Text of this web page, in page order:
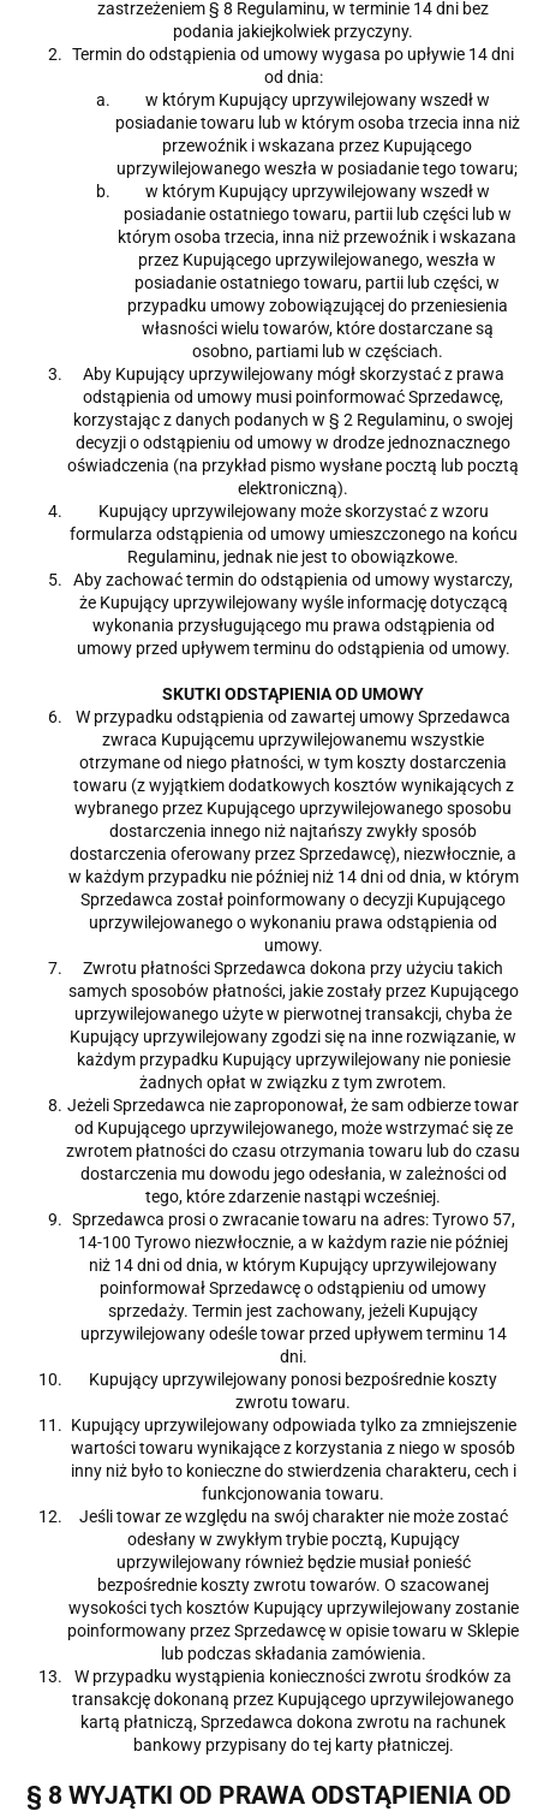
zastrzeżeniem § 8 Regulaminu, w terminie 14 dni bez
podania jakiejkolwiek przyczyny.
Termin do odstąpienia od umowy wygasa po upływie 14 dni
od dnia:
w którym Kupujący uprzywilejowany wszedł w
posiadanie towaru lub w którym osoba trzecia inna niż
przewoźnik i wskazana przez Kupującego
uprzywilejowanego weszła w posiadanie tego towaru;
w którym Kupujący uprzywilejowany wszedł w
posiadanie ostatniego towaru, partii lub części lub w
którym osoba trzecia, inna niż przewoźnik i wskazana
przez Kupującego uprzywilejowanego, weszła w
posiadanie ostatniego towaru, partii lub części, w
przypadku umowy zobowiązującej do przeniesienia
własności wielu towarów, które dostarczane są
osobno, partiami lub w częściach.
Aby Kupujący uprzywilejowany mógł skorzystać z prawa
odstąpienia od umowy musi poinformować Sprzedawcę,
korzystając z danych podanych w § 2 Regulaminu, o swojej
decyzji o odstąpieniu od umowy w drodze jednoznacznego
oświadczenia (na przykład pismo wysłane pocztą lub pocztą
elektroniczną).
Kupujący uprzywilejowany może skorzystać z wzoru
formularza odstąpienia od umowy umieszczonego na końcu
Regulaminu, jednak nie jest to obowiązkowe.
Aby zachować termin do odstąpienia od umowy wystarczy,
że Kupujący uprzywilejowany wyśle informację dotyczącą
wykonania przysługującego mu prawa odstąpienia od
umowy przed upływem terminu do odstąpienia od umowy.
SKUTKI ODSTĄPIENIA OD UMOWY
W przypadku odstąpienia od zawartej umowy Sprzedawca
zwraca Kupującemu uprzywilejowanemu wszystkie
otrzymane od niego płatności, w tym koszty dostarczenia
towaru (z wyjątkiem dodatkowych kosztów wynikających z
wybranego przez Kupującego uprzywilejowanego sposobu
dostarczenia innego niż najtańszy zwykły sposób
dostarczenia oferowany przez Sprzedawcę), niezwłocznie, a
w każdym przypadku nie później niż 14 dni od dnia, w którym
Sprzedawca został poinformowany o decyzji Kupującego
uprzywilejowanego o wykonaniu prawa odstąpienia od
umowy.
Zwrotu płatności Sprzedawca dokona przy użyciu takich
samych sposobów płatności, jakie zostały przez Kupującego
uprzywilejowanego użyte w pierwotnej transakcji, chyba że
Kupujący uprzywilejowany zgodzi się na inne rozwiązanie, w
każdym przypadku Kupujący uprzywilejowany nie poniesie
żadnych opłat w związku z tym zwrotem.
Jeżeli Sprzedawca nie zaproponował, że sam odbierze towar
od Kupującego uprzywilejowanego, może wstrzymać się ze
zwrotem płatności do czasu otrzymania towaru lub do czasu
dostarczenia mu dowodu jego odesłania, w zależności od
tego, które zdarzenie nastąpi wcześniej.
Sprzedawca prosi o zwracanie towaru na adres: Tyrowo 57,
14-100 Tyrowo niezwłocznie, a w każdym razie nie później
niż 14 dni od dnia, w którym Kupujący uprzywilejowany
poinformował Sprzedawcę o odstąpieniu od umowy
sprzedaży. Termin jest zachowany, jeżeli Kupujący
uprzywilejowany odeśle towar przed upływem terminu 14
dni.
Kupujący uprzywilejowany ponosi bezpośrednie koszty
zwrotu towaru.
Kupujący uprzywilejowany odpowiada tylko za zmniejszenie
wartości towaru wynikające z korzystania z niego w sposób
inny niż było to konieczne do stwierdzenia charakteru, cech i
funkcjonowania towaru.
Jeśli towar ze względu na swój charakter nie może zostać
odesłany w zwykłym trybie pocztą, Kupujący
uprzywilejowany również będzie musiał ponieść
bezpośrednie koszty zwrotu towarów. O szacowanej
wysokości tych kosztów Kupujący uprzywilejowany zostanie
poinformowany przez Sprzedawcę w opisie towaru w Sklepie
lub podczas składania zamówienia.
W przypadku wystąpienia konieczności zwrotu środków za
transakcję dokonaną przez Kupującego uprzywilejowanego
kartą płatniczą, Sprzedawca dokona zwrotu na rachunek
bankowy przypisany do tej karty płatniczej.
§ 8 WYJĄTKI OD PRAWA ODSTĄPIENIA OD